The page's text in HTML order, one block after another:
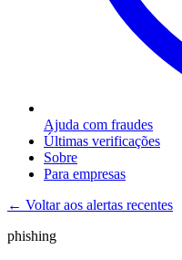
Ajuda com fraudes
Últimas verificações
Sobre
Para empresas
← Voltar aos alertas recentes
phishing